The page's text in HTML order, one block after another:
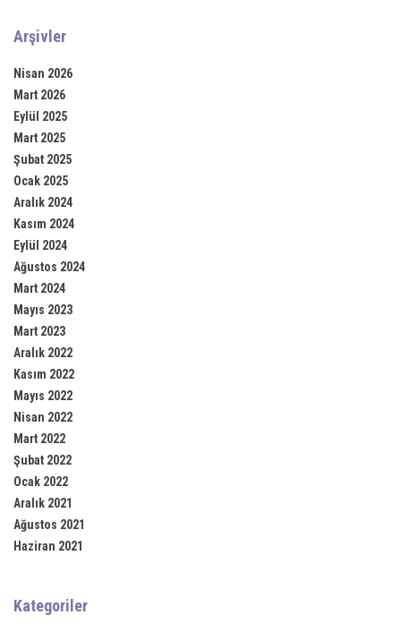
Arşivler
Nisan 2026
Mart 2026
Eylül 2025
Mart 2025
Şubat 2025
Ocak 2025
Aralık 2024
Kasım 2024
Eylül 2024
Ağustos 2024
Mart 2024
Mayıs 2023
Mart 2023
Aralık 2022
Kasım 2022
Mayıs 2022
Nisan 2022
Mart 2022
Şubat 2022
Ocak 2022
Aralık 2021
Ağustos 2021
Haziran 2021
Kategoriler